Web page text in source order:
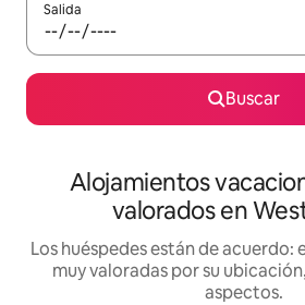
Salida
Buscar
Alojamientos
valorados en
Los huéspedes están de acuerdo:
muy valoradas por su
aspectos.